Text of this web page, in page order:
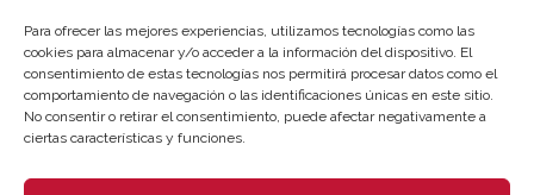
Para ofrecer las mejores experiencias, utilizamos tecnologías como las
cookies para almacenar y/o acceder a la información del dispositivo. El
consentimiento de estas tecnologías nos permitirá procesar datos como el
comportamiento de navegación o las identificaciones únicas en este sitio.
No consentir o retirar el consentimiento, puede afectar negativamente a
ciertas características y funciones.
15 días desde la notificación de la adjudicación